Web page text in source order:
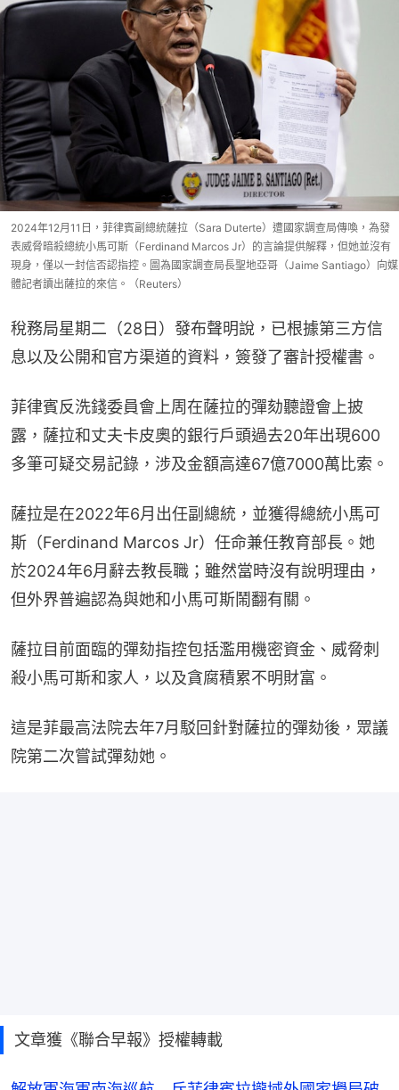
2024年12月11日，菲律賓副總統薩拉（Sara Duterte）遭國家調查局傳喚，為發
表威脅暗殺總統小馬可斯（Ferdinand Marcos Jr）的言論提供解釋，但她並沒有
現身，僅以一封信否認指控。圖為國家調查局長聖地亞哥（Jaime Santiago）向媒
體記者讀出薩拉的來信。（Reuters）
稅務局星期二（28日）發布聲明說，已根據第三方信
息以及公開和官方渠道的資料，簽發了審計授權書。
菲律賓反洗錢委員會上周在薩拉的彈劾聽證會上披
露，薩拉和丈夫卡皮奧的銀行戶頭過去20年出現600
多筆可疑交易記錄，涉及金額高達67億7000萬比索。
薩拉是在2022年6月出任副總統，並獲得總統小馬可
斯（Ferdinand Marcos Jr）任命兼任教育部長。她
於2024年6月辭去教長職；雖然當時沒有說明理由，
但外界普遍認為與她和小馬可斯鬧翻有關。
薩拉目前面臨的彈劾指控包括濫用機密資金、威脅刺
殺小馬可斯和家人，以及貪腐積累不明財富。
這是菲最高法院去年7月駁回針對薩拉的彈劾後，眾議
院第二次嘗試彈劾她。
文章獲《聯合早報》授權轉載